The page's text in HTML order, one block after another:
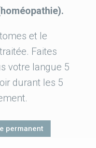
et le
Faites
votre langue 5
durant les 5
permanent